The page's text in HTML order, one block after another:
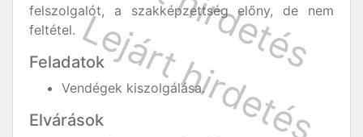
felszolgalót, a szakképzettség előny, de nem
feltétel.
Feladatok
Vendégek kiszolgálása.
Elvárások